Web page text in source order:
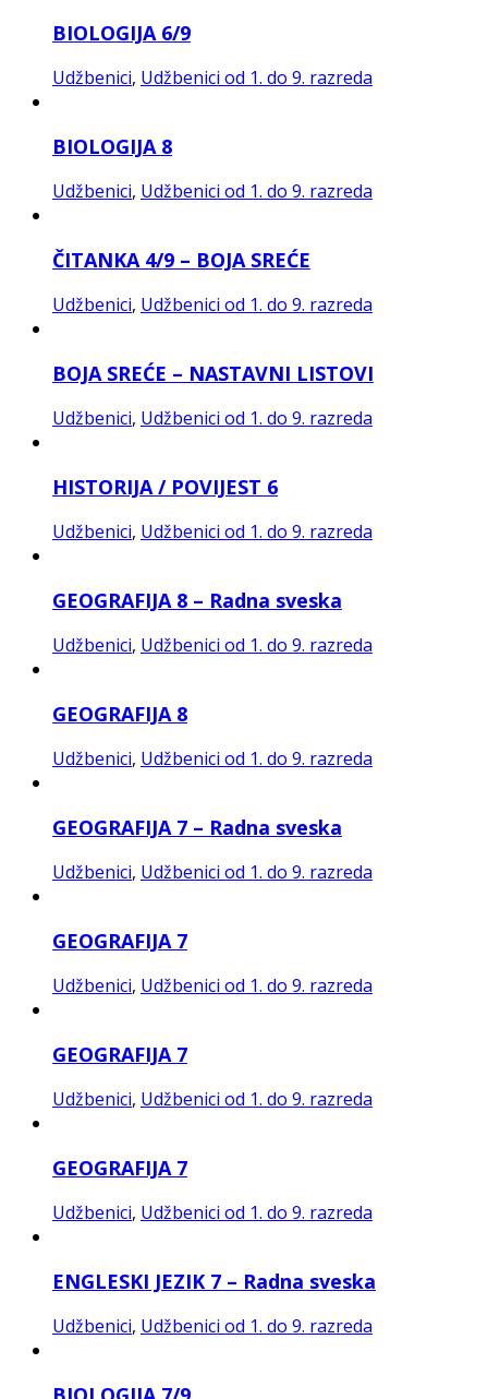
BIOLOGIJA 6/9
Udžbenici, Udžbenici od 1. do 9. razreda
BIOLOGIJA 8
Udžbenici, Udžbenici od 1. do 9. razreda
ČITANKA 4/9 – BOJA SREĆE
Udžbenici, Udžbenici od 1. do 9. razreda
BOJA SREĆE – NASTAVNI LISTOVI
Udžbenici, Udžbenici od 1. do 9. razreda
HISTORIJA / POVIJEST 6
Udžbenici, Udžbenici od 1. do 9. razreda
GEOGRAFIJA 8 – Radna sveska
Udžbenici, Udžbenici od 1. do 9. razreda
GEOGRAFIJA 8
Udžbenici, Udžbenici od 1. do 9. razreda
GEOGRAFIJA 7 – Radna sveska
Udžbenici, Udžbenici od 1. do 9. razreda
GEOGRAFIJA 7
Udžbenici, Udžbenici od 1. do 9. razreda
GEOGRAFIJA 7
Udžbenici, Udžbenici od 1. do 9. razreda
GEOGRAFIJA 7
Udžbenici, Udžbenici od 1. do 9. razreda
ENGLESKI JEZIK 7 – Radna sveska
Udžbenici, Udžbenici od 1. do 9. razreda